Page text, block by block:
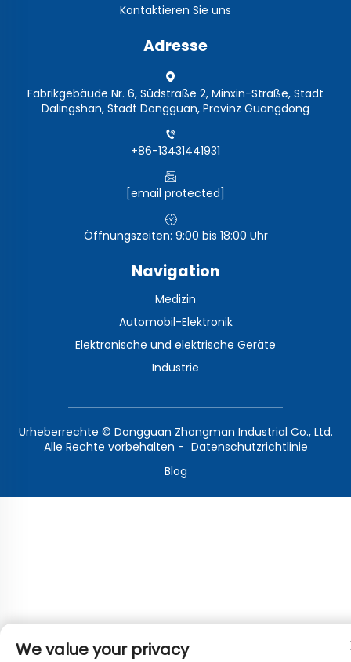
Kontaktieren Sie uns
Adresse
Fabrikgebäude Nr. 6, Südstraße 2, Minxin-Straße, Stadt
Dalingshan, Stadt Dongguan, Provinz Guangdong
+86-13431441931
[email protected]
Öffnungszeiten: 9:00 bis 18:00 Uhr
Navigation
Medizin
Automobil-Elektronik
Elektronische und elektrische Geräte
Industrie
Urheberrechte © Dongguan Zhongman Industrial Co., Ltd.
Alle Rechte vorbehalten - Datenschutzrichtlinie
Blog
We value your privacy